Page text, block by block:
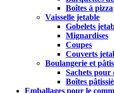
Boîtes à pizza
Vaisselle jetable
Gobelets
Mignardises
Coupes
Couverts
Boulangerie et
Sachets pour
Boîtes
Emballages pour le